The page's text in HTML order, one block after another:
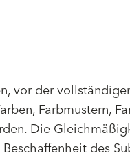
vor der
Farbmustern,
Die
des